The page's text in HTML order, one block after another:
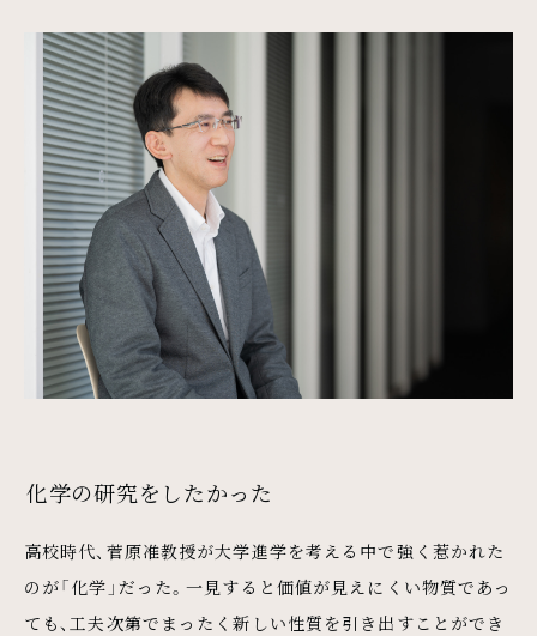
化学の研究をしたかった
高校時代、菅原准教授が大学進学を考える中で強く惹かれた
のが「化学」だった。一見すると価値が見えにくい物質であっ
ても、工夫次第でまったく新しい性質を引き出すことができ